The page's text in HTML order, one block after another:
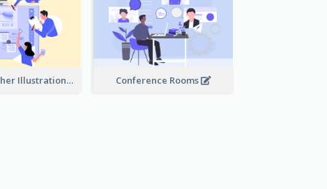
Work Together Illustration Conference Rooms